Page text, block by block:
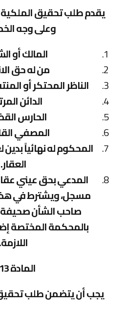
يقدم طلب تحقيق
وعلى وجه
المالك أو
من له حق
الناظر المحتكر أو
الدائن
الحارس
المصفي
المحكوم له نهائياً
العقار.
المدعي بحق عيني
مسجل، ويشترط في
صاحب الشأن
بالمحكمة المختصة
اللازمة.
المادة 13
يجب أن يتضمن طلب